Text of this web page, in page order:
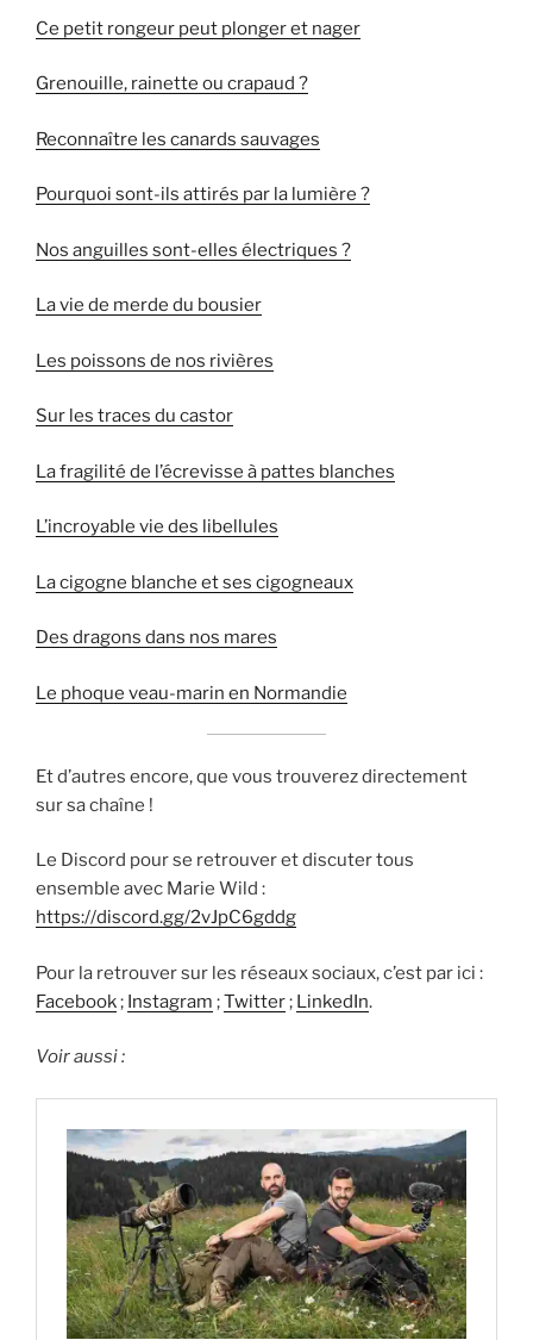
Ce petit rongeur peut plonger et nager
Grenouille, rainette ou crapaud ?
Reconnaître les canards sauvages
Pourquoi sont-ils attirés par la lumière ?
Nos anguilles sont-elles électriques ?
La vie de merde du bousier
Les poissons de nos rivières
Sur les traces du castor
La fragilité de l’écrevisse à pattes blanches
L’incroyable vie des libellules
La cigogne blanche et ses cigogneaux
Des dragons dans nos mares
Le phoque veau-marin en Normandie
Et d’autres encore, que vous trouverez directement
sur sa chaîne !
Le Discord pour se retrouver et discuter tous
ensemble avec Marie Wild :
https://discord.gg/2vJpC6gddg
Pour la retrouver sur les réseaux sociaux, c’est par ici :
Facebook; Instagram ;Twitter; LinkedIn.
Voir aussi :